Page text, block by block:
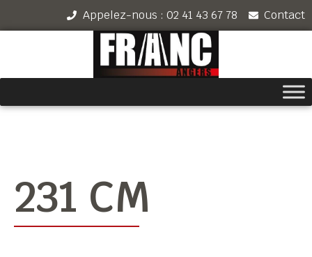
Appelez-nous : 02 41 43 67 78 Contact
231 CM